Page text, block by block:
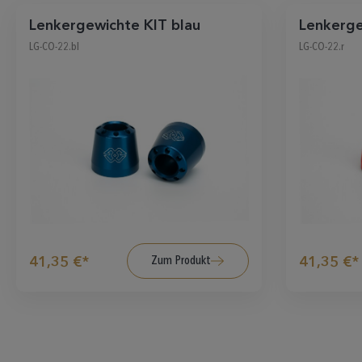
Lenkergewichte KIT blau
LG-CO-22.bl
41,35 €* Zum Produkt
LG-CO-22.r
41,35 €*